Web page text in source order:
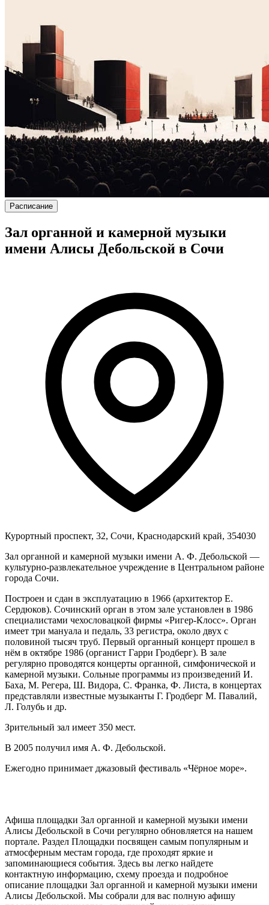
Расписание
Зал органной и камерной музыки
имени Алисы Дебольской в Сочи
Курортный проспект, 32, Сочи, Краснодарский край, 354030
Зал органной и камерной музыки имени А. Ф. Дебольской —
культурно-развлекательное учреждение в Центральном районе
города Сочи.
Построен и сдан в эксплуатацию в 1966 (архитектор Е.
Сердюков). Сочинский орган в этом зале установлен в 1986
специалистами чехословацкой фирмы «Ригер-Клосс». Орган
имеет три мануала и педаль, 33 регистра, около двух с
половиной тысяч труб. Первый органный концерт прошел в
нём в октябре 1986 (органист Гарри Гродберг). В зале
регулярно проводятся концерты органной, симфонической и
камерной музыки. Сольные программы из произведений И.
Баха, М. Регера, Ш. Видора, С. Франка, Ф. Листа, в концертах
представляли известные музыканты Г. Гродберг М. Павалий,
Л. Голубь и др.
Зрительный зал имеет 350 мест.
В 2005 получил имя А. Ф. Дебольской.
Ежегодно принимает джазовый фестиваль «Чёрное море».
Афиша площадки Зал органной и камерной музыки имени
Алисы Дебольской в Сочи регулярно обновляется на нашем
портале. Раздел Площадки посвящен самым популярным и
атмосферным местам города, где проходят яркие и
запоминающиеся события. Здесь вы легко найдете
контактную информацию, схему проезда и подробное
описание площадки Зал органной и камерной музыки имени
Алисы Дебольской. Мы собрали для вас полную афишу